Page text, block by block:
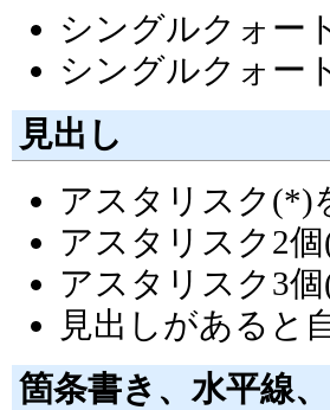
シングルクォー
シングルクォー
見出し
アスタリスク(*)
アスタリスク2
アスタリスク3
見出しがあると
箇条書き、水平線